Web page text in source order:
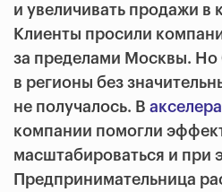
и увеличивать продажи в
Клиенты просили
за пределами Москвы. Но
в регионы без
не получалось. В
компании помогли
масштабироваться и при
Предпринимательница